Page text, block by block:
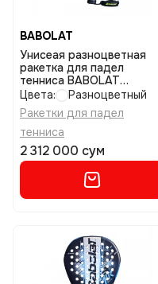
BABOLAT
Унисеая разноцветная
ракетка для падел
тенниса BABOLAT
Counter vertuo 2.6 размер
uniq
Цвета:
Разноцветный
Ракетки для падел
тенниса
2 312 000 сум